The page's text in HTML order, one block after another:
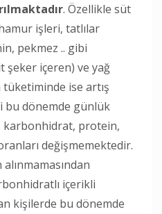
. Özellikle süt
işleri, tatlılar
pekmez .. gibi
şeker içeren) ve yağ
ise artış
dönemde günlük
karbonhidrat, protein,
değişmemektedir.
içerikli
kişilerde bu dönemde